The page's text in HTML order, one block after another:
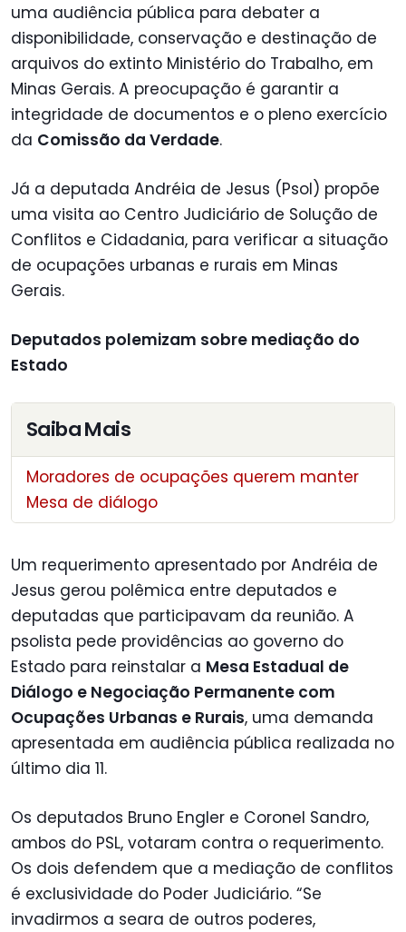
uma audiência pública para debater a
disponibilidade, conservação e destinação de
arquivos do extinto Ministério do Trabalho, em
Minas Gerais. A preocupação é garantir a
integridade de documentos e o pleno exercício
da Comissão da Verdade.
Já a deputada Andréia de Jesus (Psol) propõe
uma visita ao Centro Judiciário de Solução de
Conflitos e Cidadania, para verificar a situação
de ocupações urbanas e rurais em Minas
Gerais.
Deputados polemizam sobre mediação do
Estado
Saiba Mais
Moradores de ocupações querem manter
Mesa de diálogo
Um requerimento apresentado por Andréia de
Jesus gerou polêmica entre deputados e
deputadas que participavam da reunião. A
psolista pede providências ao governo do
Estado para reinstalar a Mesa Estadual de
Diálogo e Negociação Permanente com
Ocupações Urbanas e Rurais, uma demanda
apresentada em audiência pública realizada no
último dia 11.
Os deputados Bruno Engler e Coronel Sandro,
ambos do PSL, votaram contra o requerimento.
Os dois defendem que a mediação de conflitos
é exclusividade do Poder Judiciário. “Se
invadirmos a seara de outros poderes,